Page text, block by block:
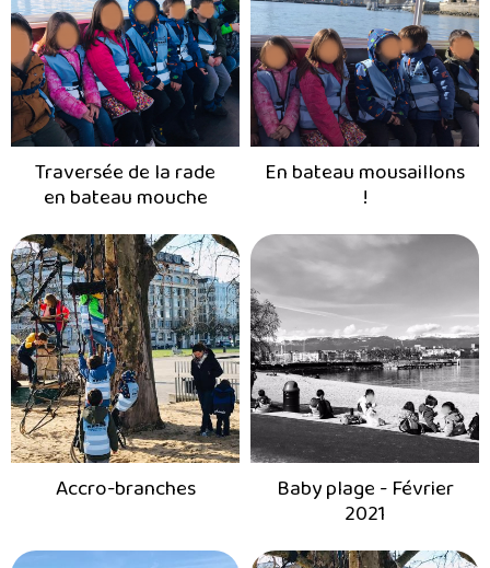
Traversée de la rade
en bateau mouche
En bateau mousaillons
!
Accro-branches Baby plage - Février
2021